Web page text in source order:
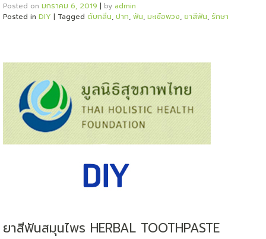
Posted on มกราคม 6, 2019 | by admin
Posted in DIY | Tagged ดับกลิ่น, ปาก, ฟัน, มะเขือพวง, ยาสีฟัน, รักษา
ยาสีฟันสมุนไพร HERBAL TOOTHPASTE